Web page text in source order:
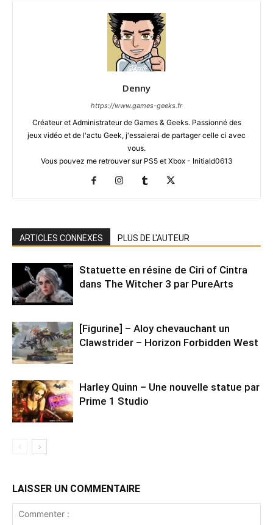
Denny
https://www.games-geeks.fr
Créateur et Administrateur de Games & Geeks. Passionné des
jeux vidéo et de l'actu Geek, j'essaierai de partager celle ci avec
vous.
Vous pouvez me retrouver sur PS5 et Xbox - Initiald0613
ARTICLES CONNEXES PLUS DE L'AUTEUR
Statuette en résine de Ciri of Cintra
dans The Witcher 3 par PureArts
[Figurine] – Aloy chevauchant un
Clawstrider – Horizon Forbidden West
Harley Quinn – Une nouvelle statue par
Prime 1 Studio
LAISSER UN COMMENTAIRE